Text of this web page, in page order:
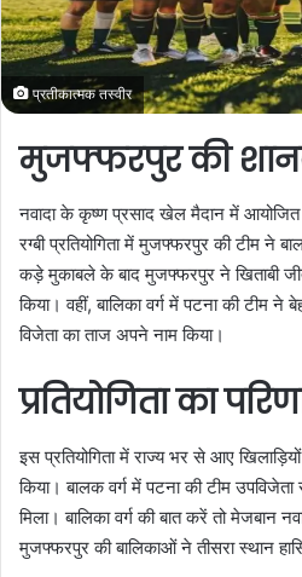
प्रतीकात्मक तस्वीर
मुजफ्फरपुर की
नवादा के कृष्ण प्रसाद खेल मैदान में आयोजित
रग्बी प्रतियोगिता में मुजफ्फरपुर की टीम ने
कड़े मुकाबले के बाद मुजफ्फरपुर ने खिताबी
किया। वहीं, बालिका वर्ग में पटना की टीम
विजेता का ताज अपने नाम किया।
प्रतियोगिता का
इस प्रतियोगिता में राज्य भर से आए
किया। बालक वर्ग में पटना की टीम
मिला। बालिका वर्ग की बात करें तो मेजबान
मुजफ्फरपुर की बालिकाओं ने तीसरा स्थान